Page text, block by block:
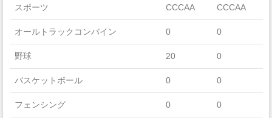
窃盗 0
自動車盗難
放火
スポーツ CCCAA CCCAA
オールトラックコンバイン 0 0
野球 20 0
バスケットボール 0 0
フェンシング 0 0